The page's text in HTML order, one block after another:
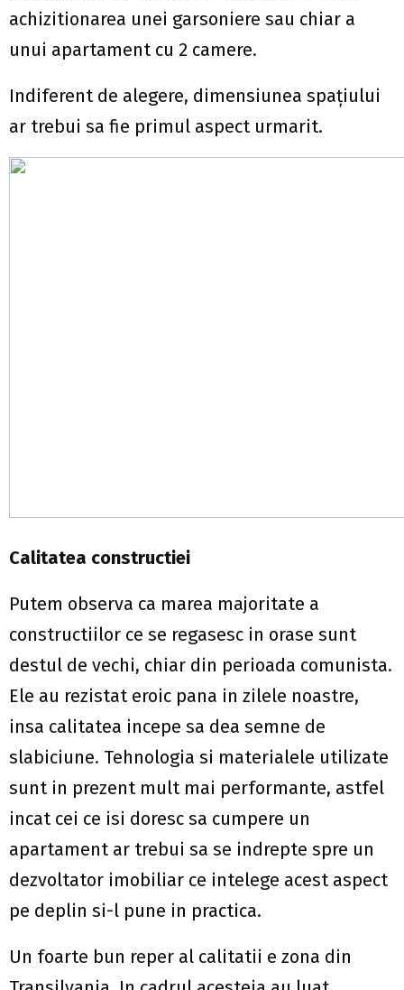
achizitionarea unei garsoniere sau chiar a
unui apartament cu 2 camere.
Indiferent de alegere, dimensiunea spațiului
ar trebui sa fie primul aspect urmarit.
Calitatea constructiei
Putem observa ca marea majoritate a
constructiilor ce se regasesc in orase sunt
destul de vechi, chiar din perioada comunista.
Ele au rezistat eroic pana in zilele noastre,
insa calitatea incepe sa dea semne de
slabiciune. Tehnologia si materialele utilizate
sunt in prezent mult mai performante, astfel
incat cei ce isi doresc sa cumpere un
apartament ar trebui sa se indrepte spre un
dezvoltator imobiliar ce intelege acest aspect
pe deplin si-l pune in practica.
Un foarte bun reper al calitatii e zona din